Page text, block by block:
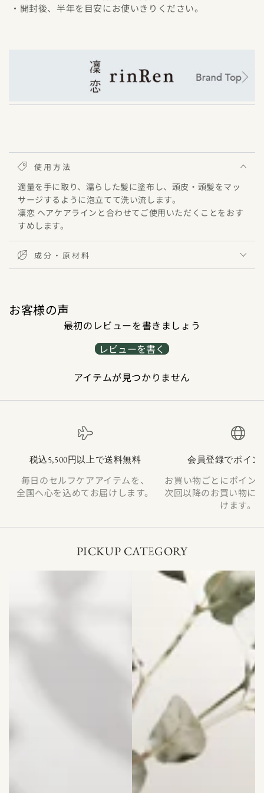
・開封後、半年を目安にお使いきりください。
使用方法
適量を手に取り、濡らした髪に塗布し、頭皮・頭髪をマッ
サージするように泡立てて洗い流します。
凜恋 ヘアケアラインと合わせてご使用いただくことをおす
すめします。
成分・原材料
お客様の声
最初のレビューを書きましょう
レビューを書く
アイテムが見つかりません
税込5,500円以上で送料無料
毎日のセルフケアアイテムを、
全国へ心を込めてお届けします。
会員登録でポイン
お買い物ごとにポイン
次回以降のお買い物に
けます。
PICKUP CATEGORY